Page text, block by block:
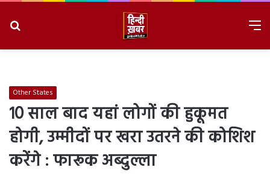
Other States
10 साल बाद यहां लोगों की हुकूमत
होगी, उम्मीदों पर खरा उतरने की कोशिश
करेंगे : फारूक अब्दुल्ला